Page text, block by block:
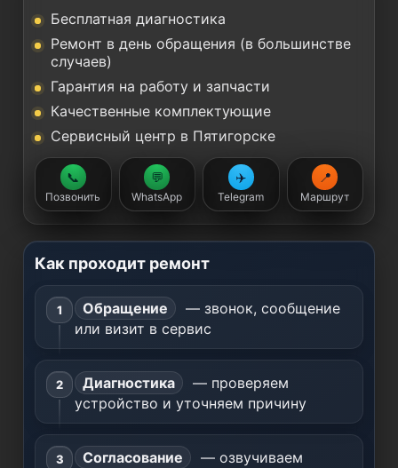
Бесплатная диагностика
Ремонт в день обращения (в большинстве
случаев)
Гарантия на работу и запчасти
Качественные комплектующие
Сервисный центр в Пятигорске
📞
Позвонить
💬
WhatsApp
✈️
Telegram
📍
Маршрут
Как проходит ремонт
Обращение
— звонок, сообщение
или визит в сервис
Диагностика
— проверяем
устройство и уточняем причину
Согласование
— озвучиваем